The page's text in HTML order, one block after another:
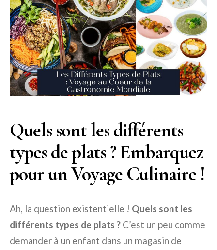
Quels sont les différents
types de plats ? Embarquez
pour un Voyage Culinaire !
Ah, la question existentielle ! Quels sont les
différents types de plats ? C’est un peu comme
demander à un enfant dans un magasin de